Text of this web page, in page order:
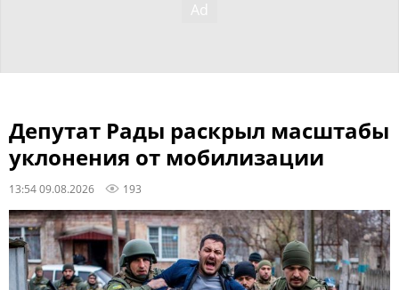
Депутат Рады раскрыл масштабы
уклонения от мобилизации
13:54 09.08.2026 193